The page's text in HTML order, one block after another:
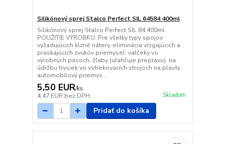
Silikónový sprej Stalco Perfect SIL 64584 400ml
Silikónový sprej Stalco Perfect SIL 84 400ml
POUŽITIE VÝROBKU: Pre všetky typy spojov
vyžadujúcich klzné nátery, eliminácia vŕzgajúcich a
praskajúcich zvukov priemysel: valčeky vo
výrobných pásoch, žľaby (uľahčuje prepravu), na
údržbu trysiek vo vstrekovacích strojoch na plasty
automobilový priemys...
5,50 EUR/ks
4,47 EUR bez DPH Skladom
Pridať do košíka